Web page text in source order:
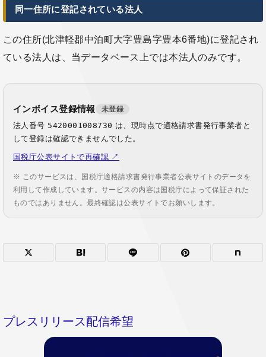
同一住所に登記されている法人
この住所(北津軽郡中泊町大字豊島字豊本6番地)に登記され
ている法人は、当データベース上では本法人のみです。
インボイス登録情報 未登録
法人番号 5420001008730 は、現時点で適格請求書発行事業者と
して登録は確認できませんでした。
国税庁公表サイトで再確認 ↗
※ このサービスは、国税庁適格請求書発行事業者公表サイトのデータを
利用して作成しています。サービスの内容は国税庁によって保証された
ものではありません。最終確認は公表サイトでお願いします。
プレスリリース配信希望